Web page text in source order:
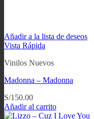
Añadir a la lista de deseos
Vista Rápida
Vinilos Nuevos
Madonna – Madonna
S/150.00
Añadir al carrito